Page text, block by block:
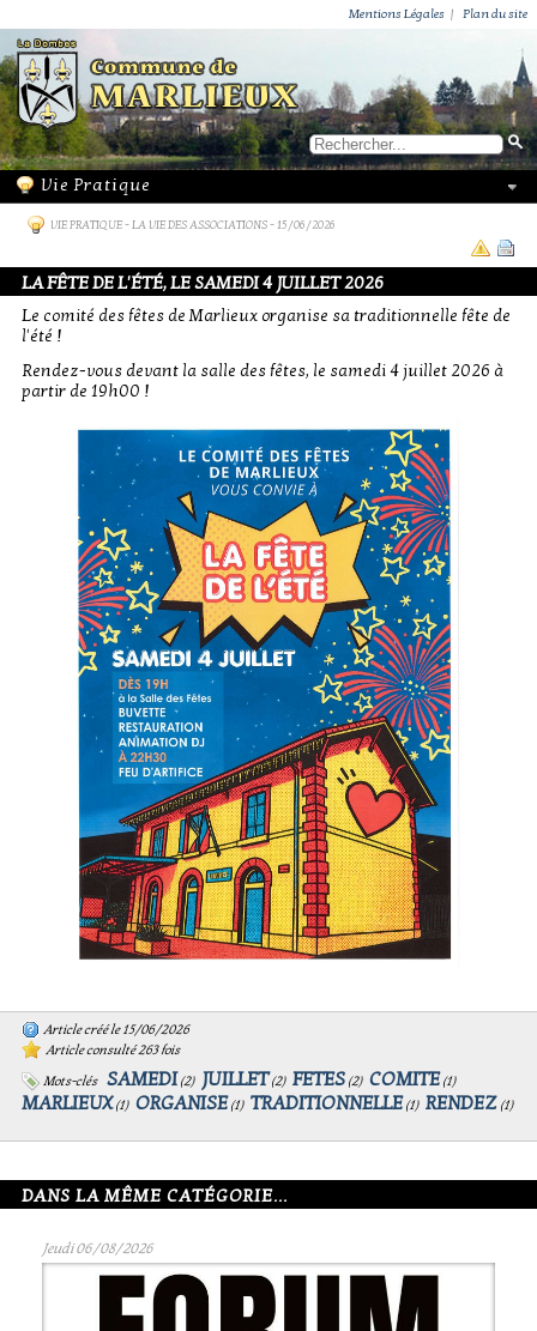
Mentions Légales | Plan du site
VIE PRATIQUE-LA VIE DES ASSOCIATIONS- 15/06/2026
LA FÊTE DE L'ÉTÉ, LE SAMEDI 4 JUILLET 2026
Le comité des fêtes de Marlieux organise sa traditionnelle fête de
l'été !
Rendez-vous devant la salle des fêtes, le samedi 4 juillet 2026 à
partir de 19h00 !
Article créé le 15/06/2026
Article consulté 263 fois
Mots-clés
SAMEDI (2) JUILLET(2) FETES (2) COMITE (1)
MARLIEUX(1) ORGANISE (1) TRADITIONNELLE (1) RENDEZ (1)
DANS LA MÊME CATÉGORIE...
Jeudi 06/08/2026